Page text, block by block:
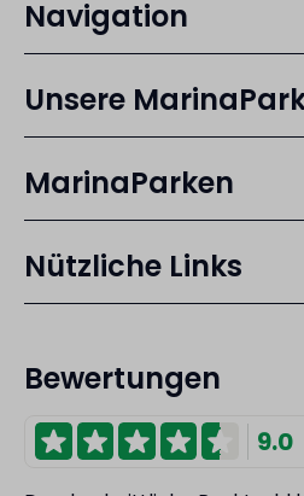
Navigation
Unsere
MarinaParken
Nützliche Links
Bewertungen
9.0